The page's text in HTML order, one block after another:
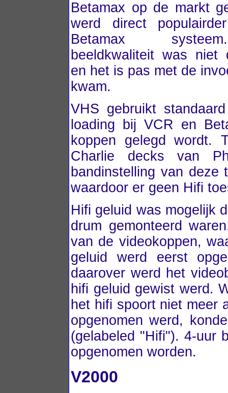
Betamax op de markt
werd direct
Betamax
beeldkwaliteit was niet
en het is pas met de
kwam.
VHS gebruikt
loading bij VCR en
koppen gelegd wordt.
Charlie decks van
bandinstelling van
waardoor er geen Hifi
Hifi geluid was mogelijk
drum gemonteerd
van de videokoppen,
geluid werd eerst
daarover werd het
hifi geluid gewist werd.
het hifi spoort niet meer
opgenomen werd,
(gelabeled "Hifi"). 4-uur
opgenomen worden.
V2000